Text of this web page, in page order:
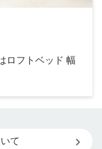
ロフトベッド 幅
て